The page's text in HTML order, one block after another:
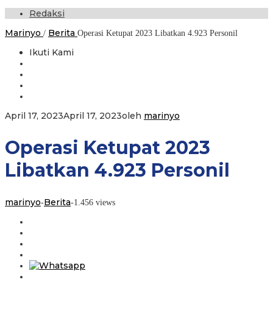
Redaksi
Marinyo / Berita Operasi Ketupat 2023 Libatkan 4.923 Personil
Ikuti Kami
April 17, 2023April 17, 2023oleh marinyo
Operasi Ketupat 2023
Libatkan 4.923 Personil
marinyo-Berita-1.456 views